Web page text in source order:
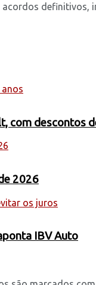
com descontos
2026
IBV Auto